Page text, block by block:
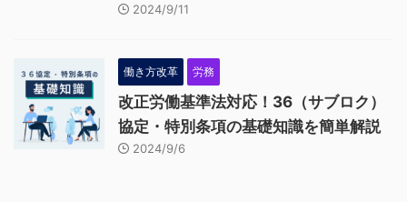
2024/9/11
働き方改革 労務
改正労働基準法対応！36（サブロク）
協定・特別条項の基礎知識を簡単解説
2024/9/6